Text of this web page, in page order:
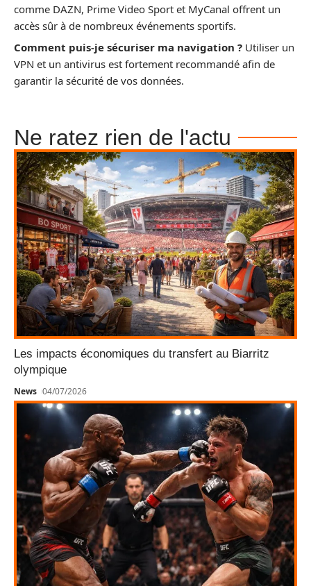
comme DAZN, Prime Video Sport et MyCanal offrent un
accès sûr à de nombreux événements sportifs.
Comment puis-je sécuriser ma navigation ? Utiliser un
VPN et un antivirus est fortement recommandé afin de
garantir la sécurité de vos données.
Ne ratez rien de l'actu
Les impacts économiques du transfert au Biarritz
olympique
News 04/07/2026